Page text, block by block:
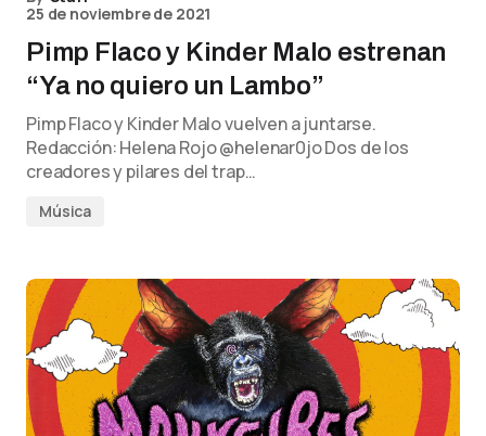
25 de noviembre de 2021
Pimp Flaco y Kinder Malo estrenan
“Ya no quiero un Lambo”
Pimp Flaco y Kinder Malo vuelven a juntarse.
Redacción: Helena Rojo @helenar0jo Dos de los
creadores y pilares del trap…
Música